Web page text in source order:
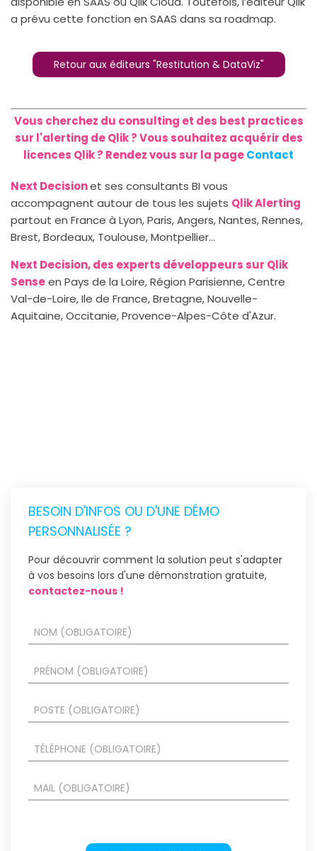
a prévu cette fonction en SAAS dans sa roadmap.
Retour aux éditeurs "Restitution & DataViz"
Vous cherchez du consulting et des best practices
sur l'alerting de Qlik ? Vous souhaitez acquérir des
licences Qlik ? Rendez vous sur la pageContact
Next Decisionet ses consultants BI vous
accompagnent autour de tous les sujets Qlik Alerting
partout en France à Lyon, Paris, Angers, Nantes, Rennes,
Brest, Bordeaux, Toulouse, Montpellier…
Next Decision, des experts développeurs sur Qlik
Senseen Pays de la Loire, Région Parisienne, Centre
Val-de-Loire, Ile de France, Bretagne, Nouvelle-
Aquitaine, Occitanie, Provence-Alpes-Côte d'Azur.
BESOIN D'INFOS OU D'UNE DÉMO
PERSONNALISÉE ?
Pour découvrir comment la solution peut s'adapter
à vos besoins lors d'une démonstration gratuite,
contactez-nous !